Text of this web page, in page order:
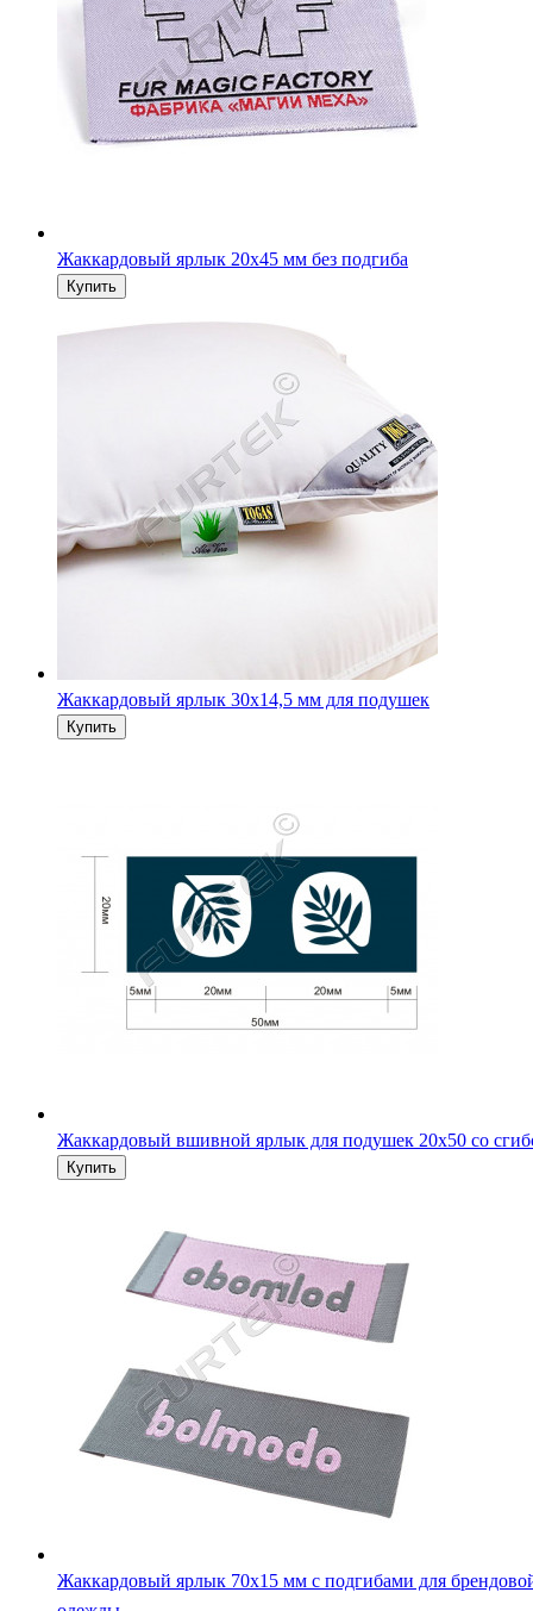
Жаккардовый ярлык 20х45 мм без подгиба
Жаккардовый ярлык 30х14,5 мм для подушек
Жаккардовый вшивной ярлык для подушек 20х50 со
Жаккардовый ярлык 70х15 мм с подгибами для